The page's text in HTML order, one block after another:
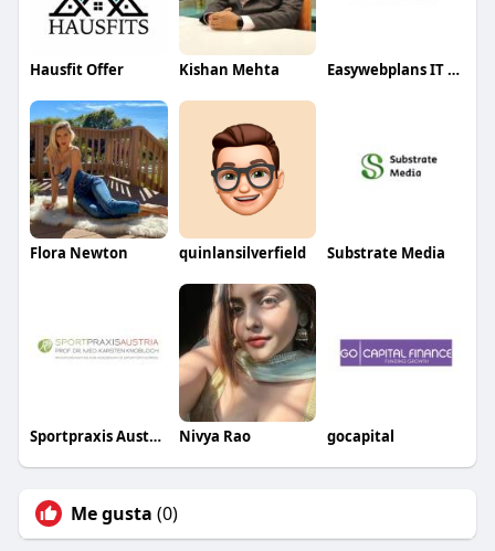
Hausfit Offer Kishan Mehta Easywebplans IT LLC
Flora Newton quinlansilverfield Substrate Media
Sportpraxis Austria Nivya Rao gocapital
Me gusta (0)